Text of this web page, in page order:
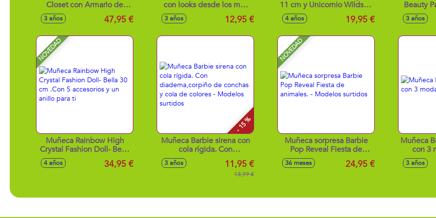
Closet con Armario de
ensueño. Incluye
compartimentos y
3 años 47,95 €
con looks desde los más
informales y geniales
hasta los más hippy
3 años 12,95 €
11 cm y Unicornio Wildstar
de 12 cm. Incluye Cepillo
para el cuidado del pelo.
4 años 19,95 €
Beauty
un
ideal
3 años
NOVEDAD
Muñeca Rainbow High
Crystal Fashion Doll- Bella
30 cm .Con 5 accesorios y
un anillo para ti
4 años 34,95 €
- 15 %
Muñeca Barbie sirena con
cola rígida. Con
diadema,corpiño de
conchas y cola de colores -
Modelos surtidos
3 años 11,95 €
13,99 €
NOVEDAD
Muñeca sorpresa Barbie
Pop Reveal Fiesta de
animales. - Modelos
surtidos
36 meses 24,95 €
Muñeca
con 3
3 años